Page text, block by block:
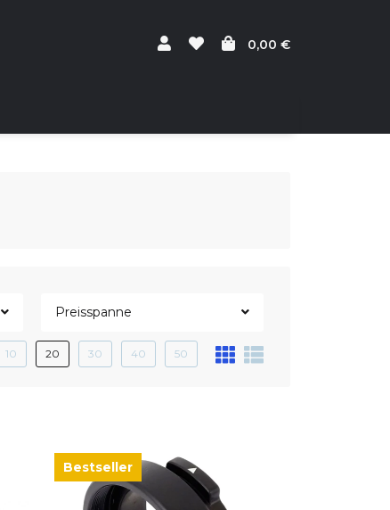
0,00 €
Preisspanne
10 20 30 40 50
Bestseller